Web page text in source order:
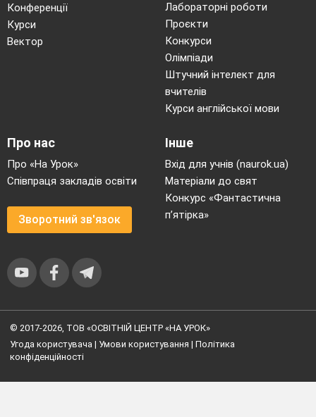
Конференції
Курси
Вектор
Лабораторні роботи
Проєкти
Конкурси
Олімпіади
Штучний інтелект для
вчителів
Курси англійської мови
Про нас
Про «На Урок»
Співпраця закладів освіти
Зворотний зв'язок
Інше
Вхід для учнів (naurok.ua)
Матеріали до свят
Конкурс «Фантастична
п’ятірка»
© 2017-2026, ТОВ «ОСВІТНІЙ ЦЕНТР «НА УРОК»
Угода користувача | Умови користування | Політика
конфіденційності